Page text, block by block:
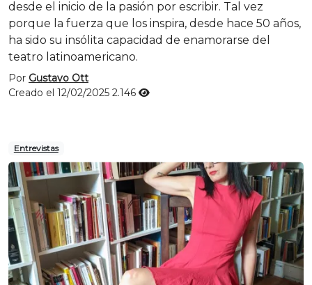
desde el inicio de la pasión por escribir. Tal vez
porque la fuerza que los inspira, desde hace 50 años,
ha sido su insólita capacidad de enamorarse del
teatro latinoamericano.
Por Gustavo Ott
Creado el 12/02/2025 2.146
Entrevistas